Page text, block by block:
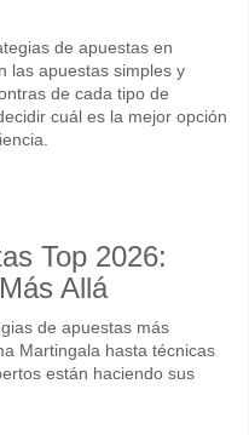
de apuestas en
las apuestas simples y
de cada tipo de
cuál es la mejor opción
Top 2026:
Allá
de apuestas más
Martingala hasta técnicas
están haciendo sus